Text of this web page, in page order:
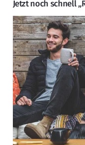
Jetzt noch schnell